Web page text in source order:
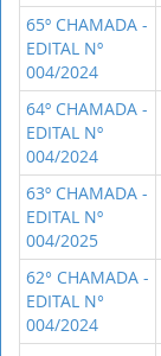
65º CHAMADA -
EDITAL Nº
004/2024
64º CHAMADA -
EDITAL Nº
004/2024
63º CHAMADA -
EDITAL Nº
004/2025
62° CHAMADA -
EDITAL N°
004/2024